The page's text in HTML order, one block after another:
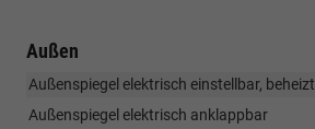
Außen
Außenspiegel elektrisch einstellbar, beheizt
Außenspiegel elektrisch anklappbar